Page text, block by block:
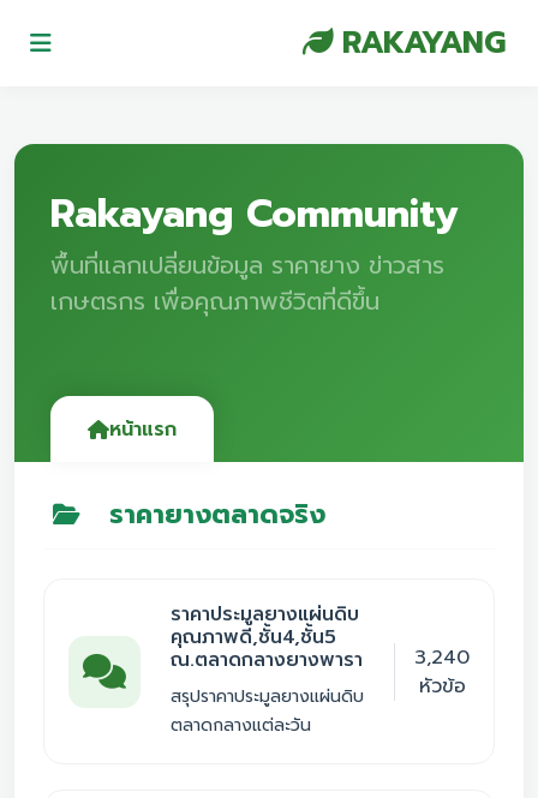
RAKAYANG
Rakayang Community
พื้นที่แลกเปลี่ยนข้อมูล ราคายาง ข่าวสาร
เกษตรกร เพื่อคุณภาพชีวิตที่ดีขึ้น
หน้าแรก
ราคายางตลาดจริง
ราคาประมูลยางแผ่นดิบ
คุณภาพดี,ชั้น4,ชั้น5
ณ.ตลาดกลางยางพารา
สรุปราคาประมูลยางแผ่นดิบ
ตลาดกลางแต่ละวัน
3,240
หัวข้อ